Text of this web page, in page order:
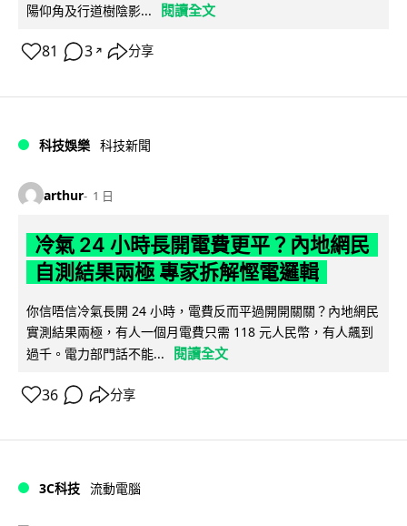
陽仰角及行道樹陰影...
閱讀全文
81 3 ↗ 分享
科技娛樂 科技新聞
arthur 1 日
冷氣 24 小時長開電費更平？內地網民
自測結果兩極 專家拆解慳電邏輯
你信唔信冷氣長開 24 小時，電費反而平過開開關關？內地網民
實測結果兩極，有人一個月電費只需 118 元人民幣，有人飆到
過千。電力部門話不能...
閱讀全文
36 分享
3C科技 流動電腦